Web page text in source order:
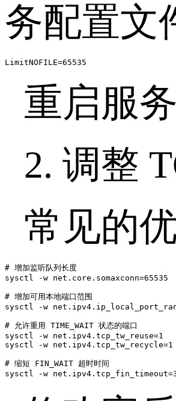
务配置文
LimitNOFILE=65535
重启服
2. 调整
常见的
# 增加监听队列长度
sysctl -w net.core.somaxconn=65535
# 增加可用本地端口范围
sysctl -w
# 允许重用 TIME_WAIT 状态的端口
sysctl -w net.ipv4.tcp_tw_reuse=1
sysctl -w net.ipv4.tcp_tw_recycle=1
# 缩短 FIN_WAIT 超时时间